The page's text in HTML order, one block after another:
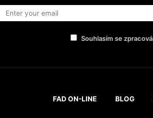
Souhlasím se
FAD ON-LINE BLOG